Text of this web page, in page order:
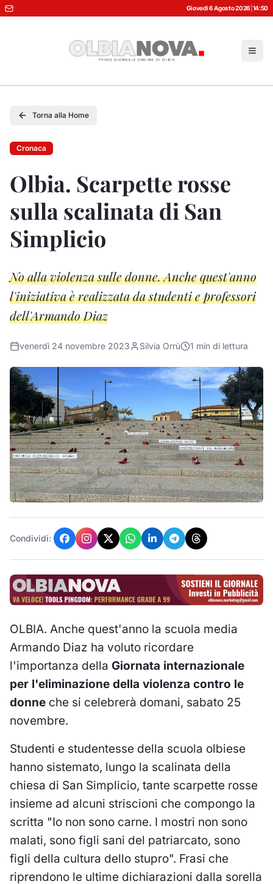
Giovedì 6 Agosto 2026 14:50
Torna alla Home
Cronaca
Olbia. Scarpette rosse
sulla scalinata di San
Simplicio
No alla violenza sulle donne. Anche quest'anno
l'iniziativa è realizzata da studenti e professori
dell'Armando Diaz
venerdì 24 novembre 2023 Silvia Orrù 1 min di lettura
Condividi:
OLBIA. Anche quest'anno la scuola media
Armando Diaz ha voluto ricordare
l'importanza della Giornata internazionale
per l'eliminazione della violenza contro le
donne che si celebrerà domani, sabato 25
novembre.
Studenti e studentesse della scuola olbiese
hanno sistemato, lungo la scalinata della
chiesa di San Simplicio, tante scarpette rosse
insieme ad alcuni striscioni che compongo la
scritta "Io non sono carne. I mostri non sono
malati, sono figli sani del patriarcato, sono
figli della cultura dello stupro". Frasi che
riprendono le ultime dichiarazioni dalla sorella